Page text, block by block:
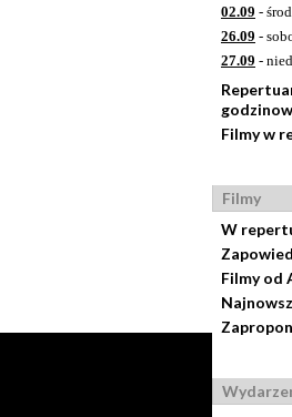
02.09 -
26.09 -
27.09 -
Filmy w
Filmy
W
Filmy od